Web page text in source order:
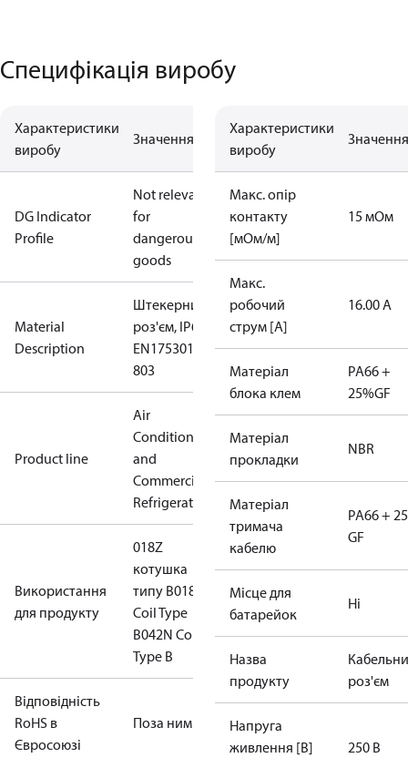
Специфікація виробу
Характеристики
виробу
Значення
DG Indicator
Profile
Not relevant
for
dangerous
goods
Material
Description
Штекерний
роз'єм, IP65,
EN175301-
803
Product line
Air
Conditioning
and
Commercial
Refrigeration
Використання
для продукту
018Z
котушка
типу B018F
Coil Type
B042N Coil
Type B
Відповідність
RoHS в
Євросоюзі
Поза ним
Характеристики
виробу
Значення
Макс. опір
контакту
[мОм/м]
15 мОм
Макс.
робочий
струм [A]
16.00 А
Матеріал
блока клем
PA66 +
25%GF
Матеріал
прокладки
NBR
Матеріал
тримача
кабелю
PA66 +
GF
Місце для
батарейок
Ні
Назва
продукту
роз'єм
Напруга
живлення [В]
250 В